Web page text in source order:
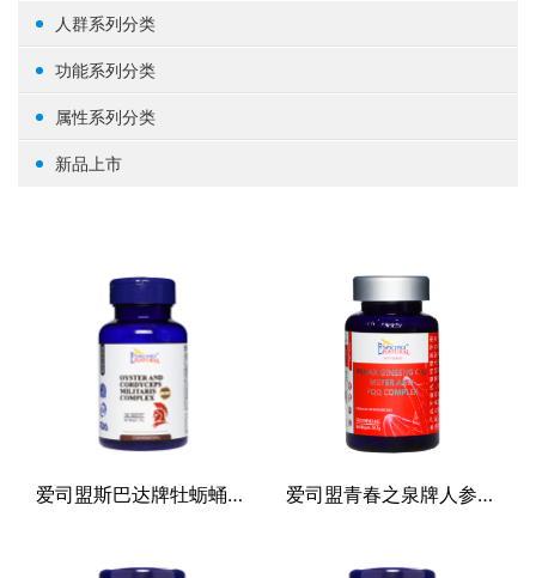
人群系列分类
女性健康
中老年健康
婴幼/儿童/青少年
功能系列分类
生殖健康
肠道健康
骨骼关节
美容养颜
矿物质
提高免疫力
其他
属性系列分类
基础营养
新品上市
爱司盟斯巴达牌牡蛎蛹虫草复合片（压片糖果） 爱司盟青春之泉牌人参不定根PQQ复合(固体饮料)